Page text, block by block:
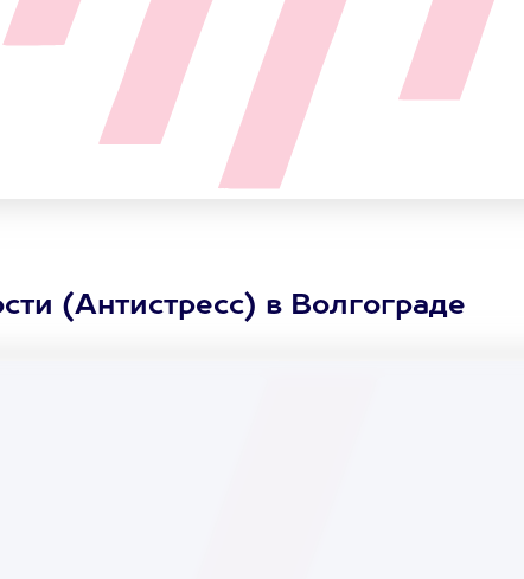
(Антистресс) в Волгограде